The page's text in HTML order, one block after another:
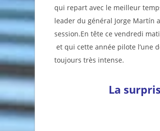
qui repart avec le meilleur
leader du général Jorge Martín
session.En tête ce vendredi
et qui cette année pilote l’une
toujours très intense.
La